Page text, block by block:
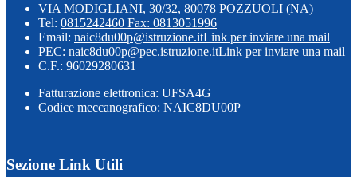
VIA MODIGLIANI, 30/32, 80078 POZZUOLI (NA)
Tel: 0815242460 Fax: 0813051996
Email: naic8du00p@istruzione.itLink per inviare una mail
PEC: naic8du00p@pec.istruzione.itLink per inviare una mail
C.F.: 96029280631
Fatturazione elettronica: UFSA4G
Codice meccanografico: NAIC8DU00P
Sezione Link Utili